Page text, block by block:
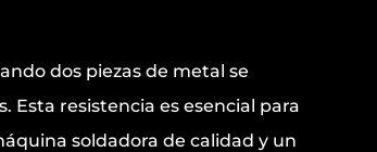
dos piezas de metal se
resistencia es esencial para
soldadora de calidad y un